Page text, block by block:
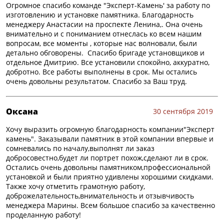
Огромное спасибо команде "Эксперт-Камень' за работу по
изготовлению и установке памятника. Благодарность
менеджеру Анастасии на проспекте Ленина,. Она очень
внимательно и с пониманием отнеслась ко всем нашим
вопросам, все моменты , которые нас волновали, были
детально обговорены. Спасибо бригаде установщиков и
отдельное Дмитрию. Все установили спокойно, аккуратно,
добротно. Все работы выполнены в срок. Мы остались
очень довольны результатом. Спасибо за Ваш труд.
Оксана
30 сентября 2019
Хочу выразить огромную благодарность компании"Эксперт
камень". Заказывали памятник в этой компании впервые и
сомневались по началу,выполнят ли заказ
добросовестно,будет ли портрет похож,сделают ли в срок.
Остались очень довольны памятником,профессиональной
установкой и были приятно удивлены хорошими скидками.
Также хочу отметить грамотную работу,
доброжелательность,внимательность и отзывчивость
менеджера Марины. Всем большое спасибо за качественно
проделанную работу!